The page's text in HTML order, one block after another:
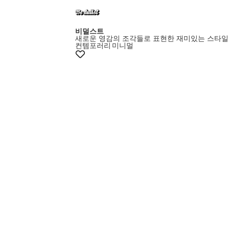
비덜스트
새로운 영감의 조각들로 표현한 재미있는 스타
컨템포러리 미니멀